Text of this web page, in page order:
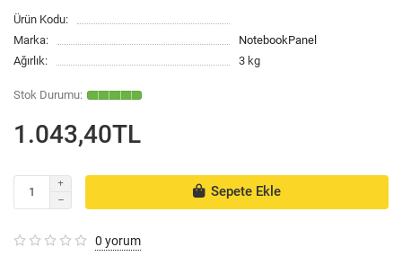
Ürün Kodu:
Marka:
NotebookPanel
Ağırlık:
3 kg
1.043,40TL
Sepete Ekle
0 yorum